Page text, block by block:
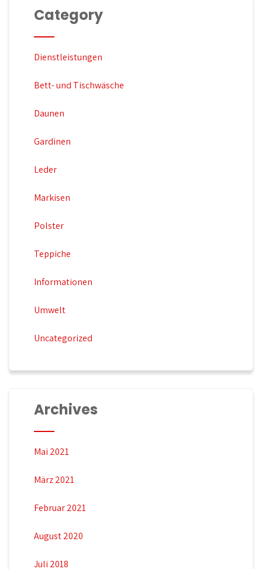
Category
Dienstleistungen
Bett- und Tischwäsche
Daunen
Gardinen
Leder
Markisen
Polster
Teppiche
Informationen
Umwelt
Uncategorized
Archives
Mai 2021
März 2021
Februar 2021
August 2020
Juli 2018